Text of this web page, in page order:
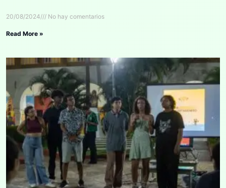
20/08/2024 No hay comentarios
Read More »